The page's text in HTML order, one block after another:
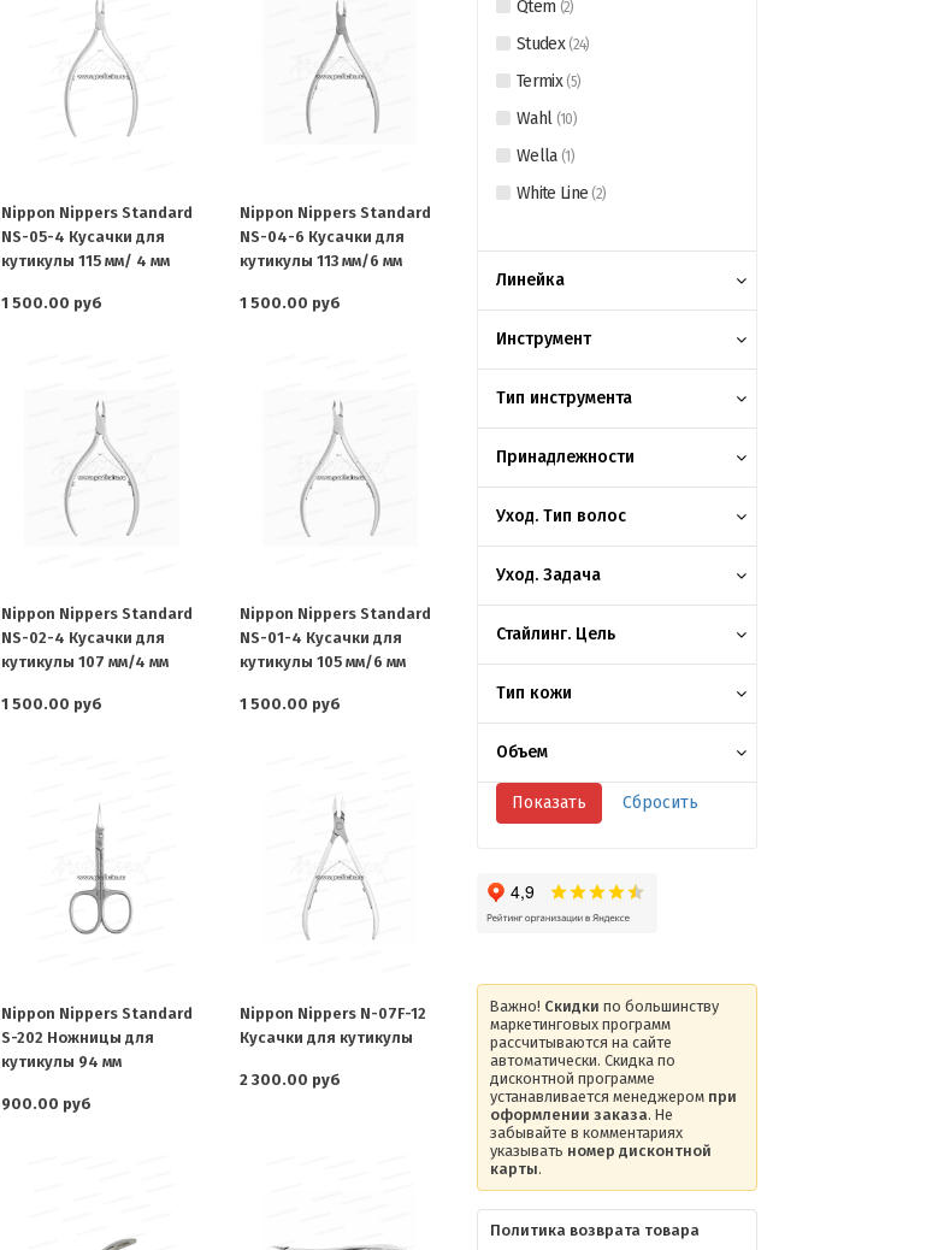
Qtem (2)
Studex (24)
Termix (5)
Wahl (10)
Wella (1 )
White Line (2)
Линейка
Инструмент
Тип инструмента
Принадлежности
Уход. Тип волос
Уход. Задача
Стайлинг. Цель
Тип кожи
Объем
Важно! Скидки по большинству
маркетинговых программ
рассчитываются на сайте
автоматически. Скидка по
дисконтной программе
устанавливается менеджером при
оформлении заказа. Не
забывайте в комментариях
указывать номер дисконтной
карты.
Политика возврата товара
Nippon Nippers Standard
NS-05-4 Кусачки для
кутикулы 115 мм/ 4 мм
1 500.00 руб
Nippon Nippers Standard
NS-04-6 Кусачки для
кутикулы 113 мм/6 мм
1 500.00 руб
Nippon Nippers Standard
NS-02-4 Кусачки для
кутикулы 107 мм/4 мм
1 500.00 руб
Nippon Nippers Standard
NS-01-4 Кусачки для
кутикулы 105 мм/6 мм
1 500.00 руб
Nippon Nippers Standard
S-202 Ножницы для
кутикулы 94 мм
900.00 руб
Nippon Nippers N-07F-12
Кусачки для кутикулы
2 300.00 руб